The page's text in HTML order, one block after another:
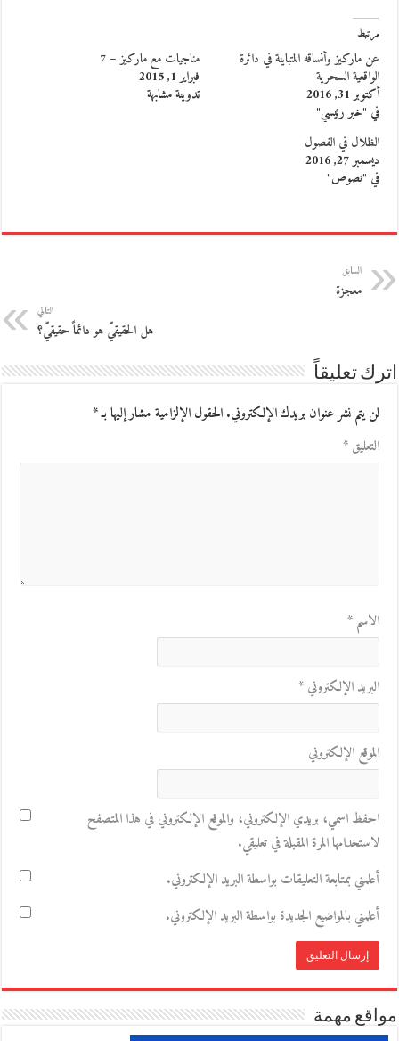
مرتبط
عن ماركيز وأنساقه المتباينة في دائرة
الواقعية السحرية
أكتوبر 31, 2016
في "خبر رئيسي"
مناجيات مع ماركيز – 7
فبراير 1, 2015
تدوينة مشابهة
الظلال في الفصول
ديسمبر 27, 2016
في "نصوص"
السابق
معجزة
التالي
هل الحقيقيّ هو دائماً حقيقيّ؟
اترك تعليقاً
لن يتم نشر عنوان بريدك الإلكتروني.الحقول الإلزامية مشار إليها بـ*
التعليق*
الاسم*
البريد الإلكتروني*
الموقع الإلكتروني
احفظ اسمي، بريدي الإلكتروني، والموقع الإلكتروني في هذا المتصفح
لاستخدامها المرة المقبلة في تعليقي.
أعلمني بمتابعة التعليقات بواسطة البريد الإلكتروني.
أعلمني بالمواضيع الجديدة بواسطة البريد الإلكتروني.
مواقع مهمة